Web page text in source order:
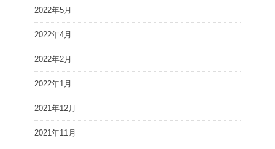
2022年5月
2022年4月
2022年2月
2022年1月
2021年12月
2021年11月